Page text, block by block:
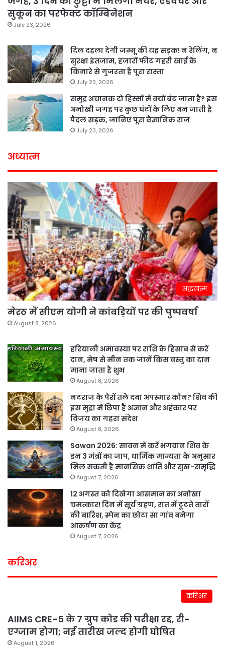
सुकून का परफेक्ट कॉम्बिनेशन
July 23, 2026
दिल दहला देगी जम्मू की यह सड़क! न रेलिंग, न
सुरक्षा इंतजाम, हजारों फीट गहरी खाई के
किनारे से गुजरता है पूरा रास्ता
July 23, 2026
समुद्र अचानक दो हिस्सों में क्यों बंट जाता है? इस
अनोखी जगह पर कुछ घंटों के लिए बन जाती है
पैदल सड़क, जानिए पूरा वैज्ञानिक राज
July 23, 2026
अध्यात्म
अद्धयात्म
मेरठ में सीएम योगी ने कांवड़ियों पर की पुष्पवर्षा
August 8, 2026
हरियाली अमावस्या पर राशि के हिसाब से करें
दान, मेष से मीन तक जानें किस वस्तु का दान
माना जाता है शुभ
August 8, 2026
नटराज के पैरों तले दबा अपस्मार कौन? शिव की
इस मुद्रा में छिपा है अज्ञान और अहंकार पर
विजय का गहरा संदेश
August 8, 2026
Sawan 2026: सावन में करें भगवान शिव के
इन 3 मंत्रों का जाप, धार्मिक मान्यता के अनुसार
मिल सकती है मानसिक शांति और सुख-समृद्धि
August 7, 2026
12 अगस्त को दिखेगा आसमान का अनोखा
चमत्कार! दिन में सूर्य ग्रहण, रात में टूटते तारों
की बारिश, स्पेन का छोटा सा गांव बनेगा
आकर्षण का केंद्र
August 7, 2026
करिअर
करिअर
AIIMS CRE-5 के 7 ग्रुप कोड की परीक्षा रद्द, री-
एग्जाम होगा; नई तारीख जल्द होगी घोषित
August 1, 2026